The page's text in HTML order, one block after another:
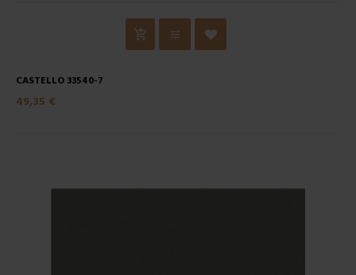
CASTELLO 33540-7
49,35 €